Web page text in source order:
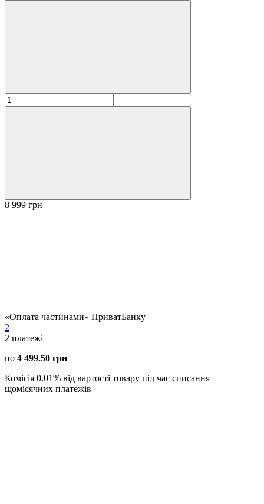
8 999 грн
«Оплата частинами» ПриватБанку
2
2 платежі
по 4 499.50 грн
Комісія 0.01% від вартості товару під час списання
щомісячних платежів